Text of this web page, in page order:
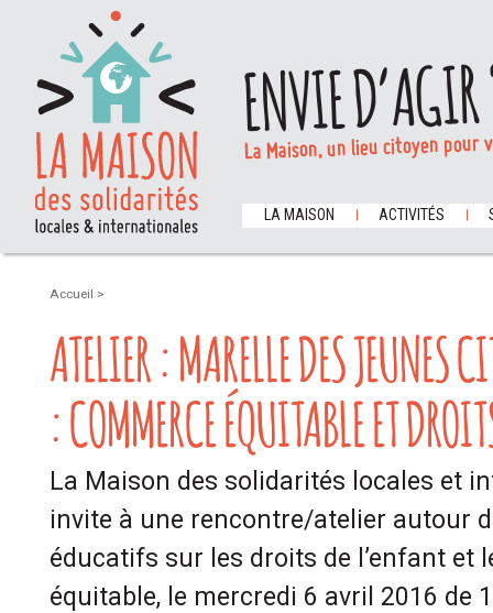
ENVIE
La Maison, un lieu citoyen
LA MAISON ACTIVITÉS
Accueil >
ATELIER : MARELLE DES JEUNES
: COMMERCE ÉQUITABLE ET
La Maison des solidarités locales et
invite à une rencontre/atelier autour
éducatifs sur les droits de l’enfant et
équitable, le mercredi 6 avril 2016 de